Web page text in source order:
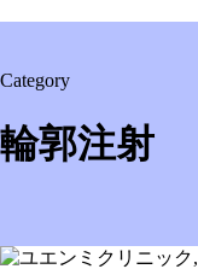
Category
輪郭注射